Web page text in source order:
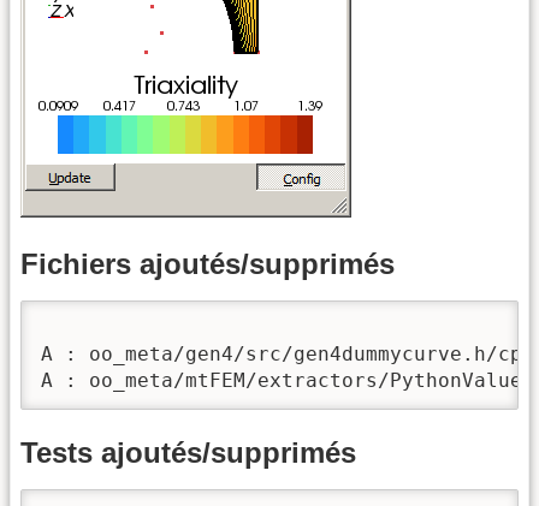
Fichiers ajoutés/supprimés
A : oo_meta/gen4/src/gen4dummycurve.h/cpp
A : oo_meta/mtFEM/extractors/
Tests ajoutés/supprimés